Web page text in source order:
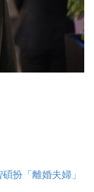
扮「離婚夫婦」